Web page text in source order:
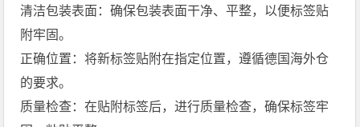
清洁包装表面：确保包装表面干净、平整，以便标签贴
附牢固。
正确位置：将新标签贴附在指定位置，遵循德国海外仓
的要求。
质量检查：在贴附标签后，进行质量检查，确保标签牢